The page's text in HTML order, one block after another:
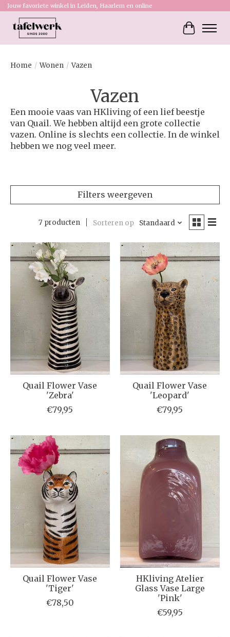
Jouw favoriete winkel in Leiden, Haarlem en online
Home / Wonen / Vazen
Vazen
Een mooie vaas van HKliving of een lief beestje
van Quail. We hebben altijd een grote collectie
vazen. Online is slechts een collectie. In de winkel
hebben we nog veel meer.
Filters weergeven
7 producten Sorteren op Standaard
Quail Flower Vase
'Zebra'
€79,95
Quail Flower Vase
'Leopard'
€79,95
Quail Flower Vase
'Tiger'
€78,50
HKliving Atelier
Glass Vase Large
'Pink'
€59,95